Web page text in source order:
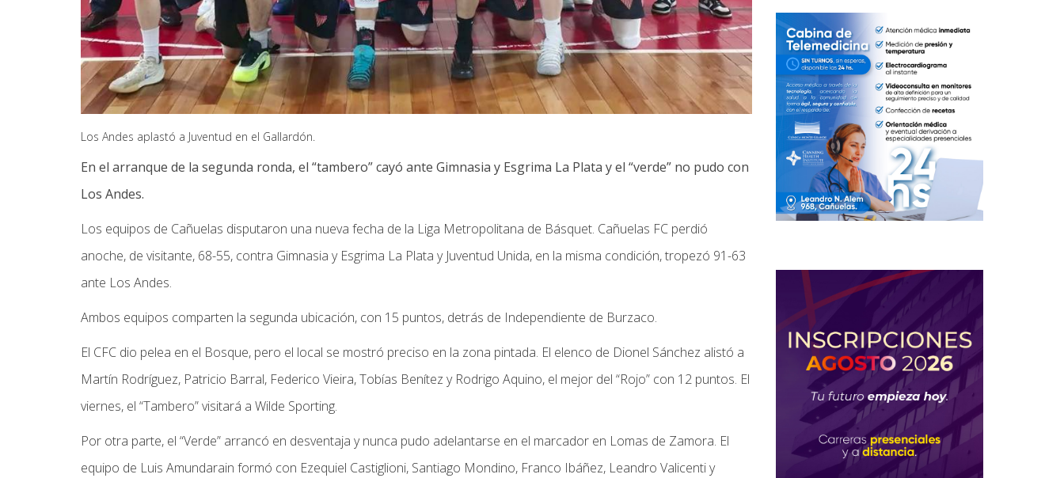
Los Andes aplastó a Juventud en el Gallardón.
En el arranque de la segunda ronda, el “tambero” cayó ante Gimnasia y Esgrima La Plata y el “verde” no pudo con
Los Andes.
Los equipos de Cañuelas disputaron una nueva fecha de la Liga Metropolitana de Básquet. Cañuelas FC perdió
anoche, de visitante, 68-55, contra Gimnasia y Esgrima La Plata y Juventud Unida, en la misma condición, tropezó 91-63
ante Los Andes.
Ambos equipos comparten la segunda ubicación, con 15 puntos, detrás de Independiente de Burzaco.
El CFC dio pelea en el Bosque, pero el local se mostró preciso en la zona pintada. El elenco de Dionel Sánchez alistó a
Martín Rodríguez, Patricio Barral, Federico Vieira, Tobías Benítez y Rodrigo Aquino, el mejor del “Rojo” con 12 puntos. El
viernes, el “Tambero” visitará a Wilde Sporting.
Por otra parte, el “Verde” arrancó en desventaja y nunca pudo adelantarse en el marcador en Lomas de Zamora. El
equipo de Luis Amundarain formó con Ezequiel Castiglioni, Santiago Mondino, Franco Ibáñez, Leandro Valicenti y